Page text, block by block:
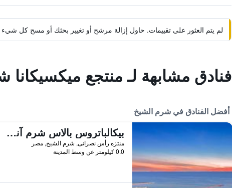
لم يتم العثور على تقييمات. حاول إزالة مرشح أو تغيير بحثك أو مسح كل شيء
فنادق مشابهة لـ منتجع ميكسيكانا
أفضل الفنادق في شرم الشيخ
بيكالباتروس بالاس شرم آند أكوا بارك
منتزه رأس نصرانى, شرم الشيخ, مصر
0.0 كيلومتر عن وسط المدينة